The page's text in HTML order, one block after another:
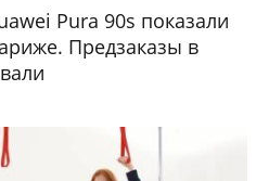
Pura 90s показали
Предзаказы в